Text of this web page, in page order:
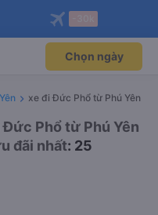
độc
Mở app
bay qua
Mở app
Chọn ngày
xe đi Đức Phổ từ Phú Yên
Đức Phổ từ Phú Yên
đãi nhất: 25